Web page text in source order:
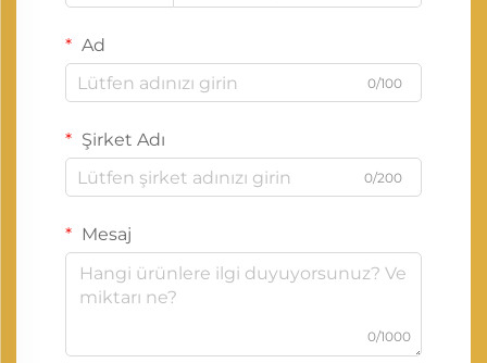
Ad
0/100
Şirket Adı
0/200
Mesaj
0/1000